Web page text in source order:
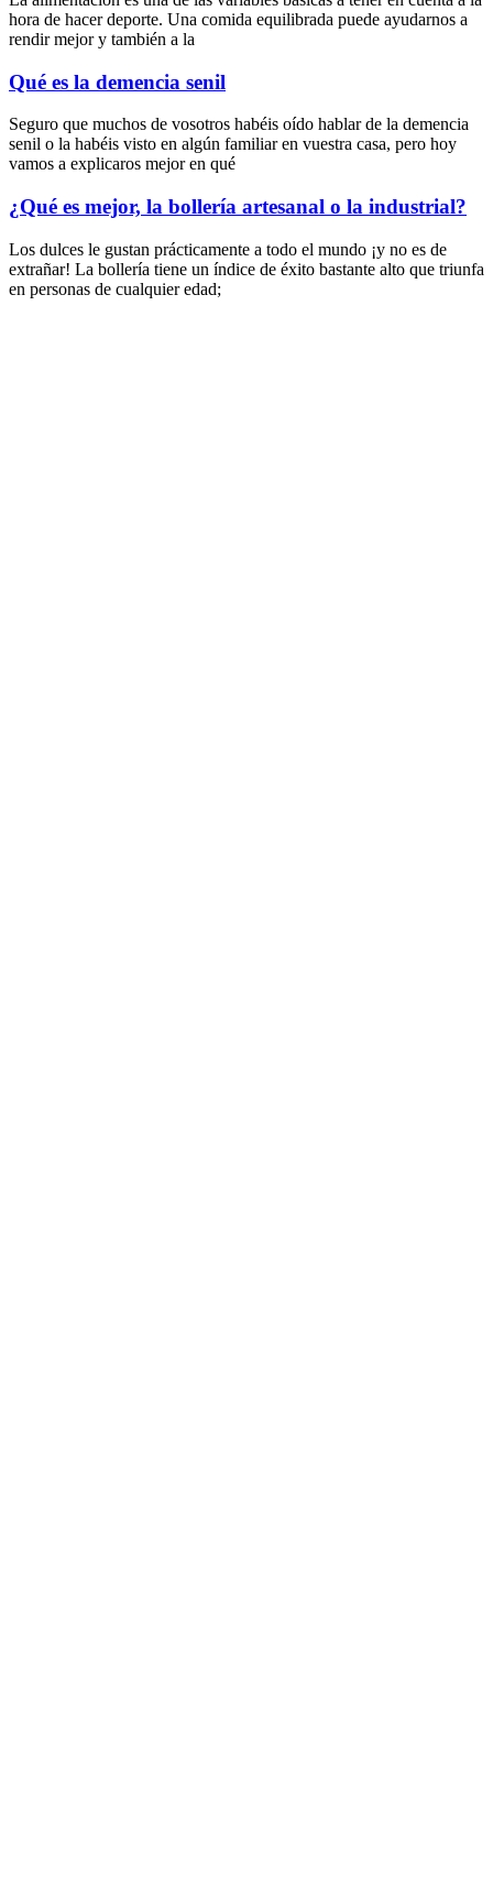
hora de hacer deporte. Una comida equilibrada puede ayudarnos a
rendir mejor y también a la
Qué es la demencia senil
Seguro que muchos de vosotros habéis oído hablar de la demencia
senil o la habéis visto en algún familiar en vuestra casa, pero hoy
vamos a explicaros mejor en qué
¿Qué es mejor, la bollería artesanal o la industrial?
Los dulces le gustan prácticamente a todo el mundo ¡y no es de
extrañar! La bollería tiene un índice de éxito bastante alto que triunfa
en personas de cualquier edad;